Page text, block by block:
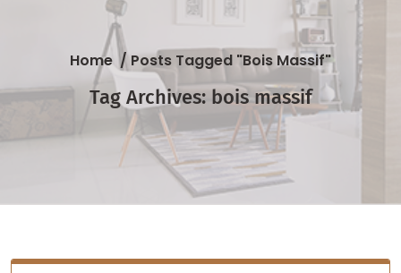
Home / Posts Tagged "bois Massif"
Tag Archives: bois massif